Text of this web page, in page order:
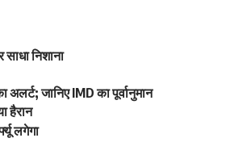
निशाना
जानिए IMD का पूर्वानुमान
हैरान
लगेगा